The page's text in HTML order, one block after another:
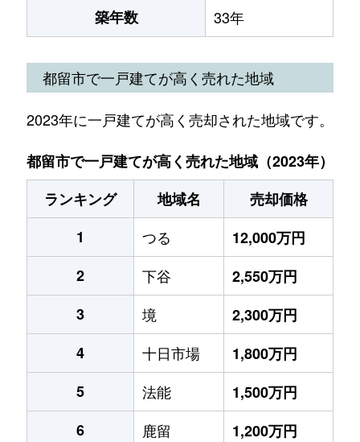
築年数 33年
都留市で一戸建てが高く売れた地域
2023年に一戸建てが高く売却された地域です。
都留市で一戸建てが高く売れた地域（2023年）
ランキング
地域名
売却価格
1
つる
12,000万円
2
下谷
2,550万円
3
境
2,300万円
4
十日市場
1,800万円
5
法能
1,500万円
6
鹿留
1,200万円